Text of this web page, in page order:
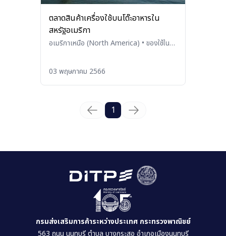
ตลาดสินค้าเครื่องใช้บนโต๊ะอาหารใน
สหรัฐอเมริกา
อเมริกาเหนือ (North America) • ของใช้ใน
Kitchenware)
03 พฤษภาคม 2566
1
กรมส่งเสริมการค้าระหว่างประเทศ กระทรวงพาณิชย์
563 ถนน นนทบุรี ตำบล บางกระสอ อำเภอเมืองนนทบุรี